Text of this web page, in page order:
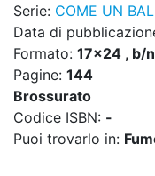
Serie: COME UN
Data di
Formato: 17x24 , b/n
Pagine: 144
Brossurato
Codice ISBN: -
Puoi trovarlo in: